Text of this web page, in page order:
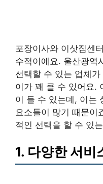
포장이사와 이삿짐센
수적이에요. 울산광역
선택할 수 있는 업체
이가 꽤 클 수 있어요.
이 들 수 있는데, 이는
요소들이 많기 때문이
적인 선택을 할 수 있
1. 다양한 서비